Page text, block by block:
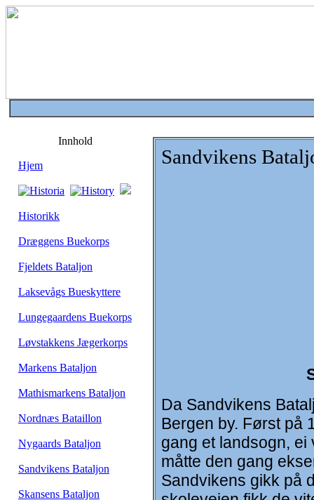
Innhold
Hjem
Historikk
Dræggens Buekorps
Fjeldets Bataljon
Laksevågs Bueskyttere
Lungegaardens Buekorps
Løvstakkens Jægerkorps
Markens Bataljon
Mathismarkens Bataljon
Nordnæs Bataillon
Nygaards Bataljon
Sandvikens Bataljon
Skansens Bataljon
Sandvikens
Da Sandvikens
Bergen by. Først på
gang et landsogn,
måtte den gang
Sandvikens gikk på